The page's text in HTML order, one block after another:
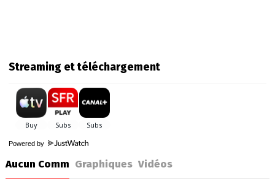
Streaming et téléchargement
Powered by
Aucun Comm Graphiques Vidéos